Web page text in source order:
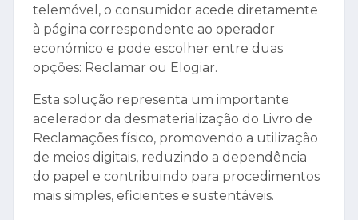
telemóvel, o consumidor acede diretamente
à página correspondente ao operador
económico e pode escolher entre duas
opções: Reclamar ou Elogiar.
Esta solução representa um importante
acelerador da desmaterialização do Livro de
Reclamações físico, promovendo a utilização
de meios digitais, reduzindo a dependência
do papel e contribuindo para procedimentos
mais simples, eficientes e sustentáveis.